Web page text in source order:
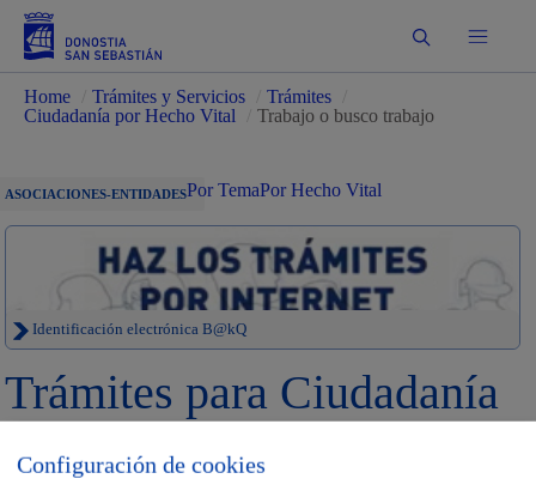
Buscar
Home Trámites y Servicios Trámites
Ciudadanía por Hecho Vital
Trabajo o busco trabajo
ASOCIACIONES-ENTIDADESPor TemaPor Hecho Vital
Identificación electrónica B@kQ
Trámites para Ciudadanía
Configuración de cookies